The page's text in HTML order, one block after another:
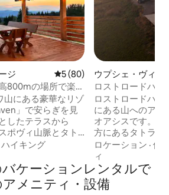
ジ レビュー80件、5つ星中5つ
5 (80)
800mの場所で楽し
にある豪華なリゾ
」で安らぎを見
したテラスから
ポヴィ山脈とタト
ーを楽しめます。
ルの私有地に囲まれ
ングマッサージシ
間を通じてご利用い
ハイキング
ウプシェ・ヴィジ
ロー
ロストロードハウ
ロストロードハ
にある山へのアク
オアシスです。ポ
方にあるタトラ山
に理想的に位置し
ラックスして自
ら日没まで山を眺
です。 リビング
が整っており、一
ロケーション ·価
ィ
ケーションレンタルで
アメニティ・設備